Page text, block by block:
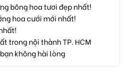
bông hoa tươi đẹp nhất!
hoa cưới mới nhất!
trong nội thành TP. HCM
không hài lòng